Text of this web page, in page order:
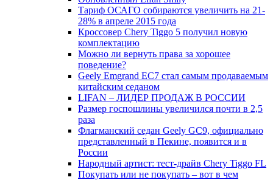
Тариф ОСАГО собираются увеличить на 21-
28% в апреле 2015 года
Кроссовер Chery Tiggo 5 получил новую
комплектацию
Можно ли вернуть права за хорошее
поведение?
Geely Emgrand EC7 стал самым продаваемым
китайским седаном
LIFAN – ЛИДЕР ПРОДАЖ В РОССИИ
Размер госпошлины увеличился почти в 2,5
раза
Флагманский седан Geely GC9, официально
представленный в Пекине, появится и в
России
Народный артист: тест-драйв Chery Tiggo FL
Покупать или не покупать – вот в чем